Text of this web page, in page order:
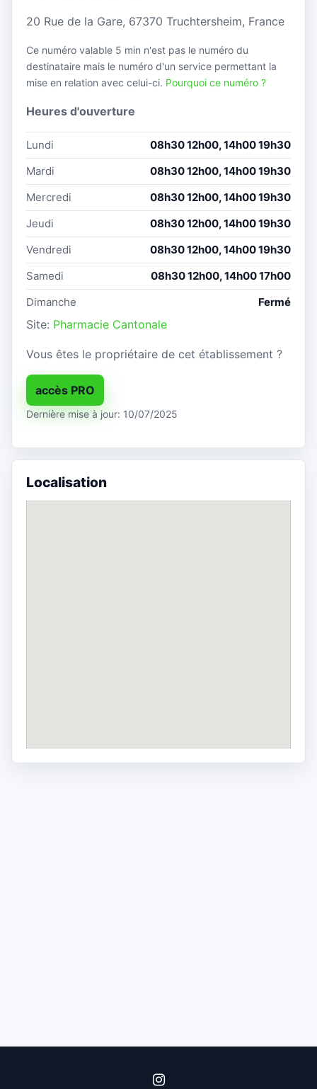
20 Rue de la Gare, 67370 Truchtersheim, France
Ce numéro valable 5 min n'est pas le numéro du
destinataire mais le numéro d'un service permettant la
mise en relation avec celui-ci. Pourquoi ce numéro ?
Heures d'ouverture
Lundi
08h30 12h00, 14h00 19h30
Mardi
08h30 12h00, 14h00 19h30
Mercredi
08h30 12h00, 14h00 19h30
Jeudi
08h30 12h00, 14h00 19h30
Vendredi
08h30 12h00, 14h00 19h30
Samedi
08h30 12h00, 14h00 17h00
Dimanche
Fermé
Site: Pharmacie Cantonale
Vous êtes le propriétaire de cet établissement ?
accès PRO
Dernière mise à jour: 10/07/2025
Localisation